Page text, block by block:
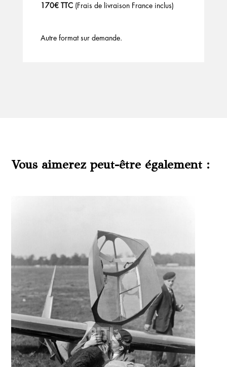
170€ TTC(Frais de livraison France inclus)
Autre format sur demande.
Vous aimerez peut-être également :
Produits similaires